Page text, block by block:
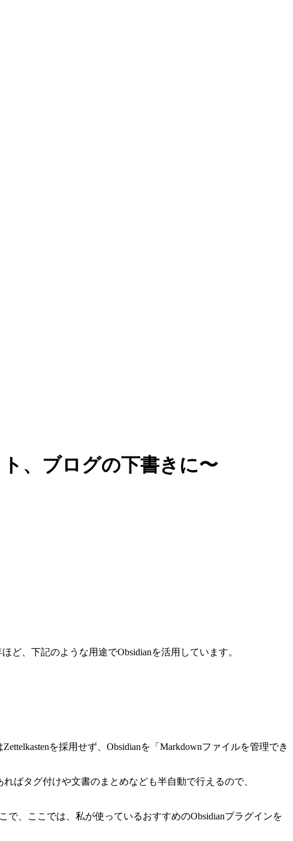
、ブログの下書きに〜
ど、下記のような用途でObsidianを活用しています。
を採用せず、Obsidianを「Markdownファイルを管理でき
ばタグ付けや文書のまとめなども半自動で行えるので、
で、ここでは、私が使っているおすすめのObsidianプラグインを